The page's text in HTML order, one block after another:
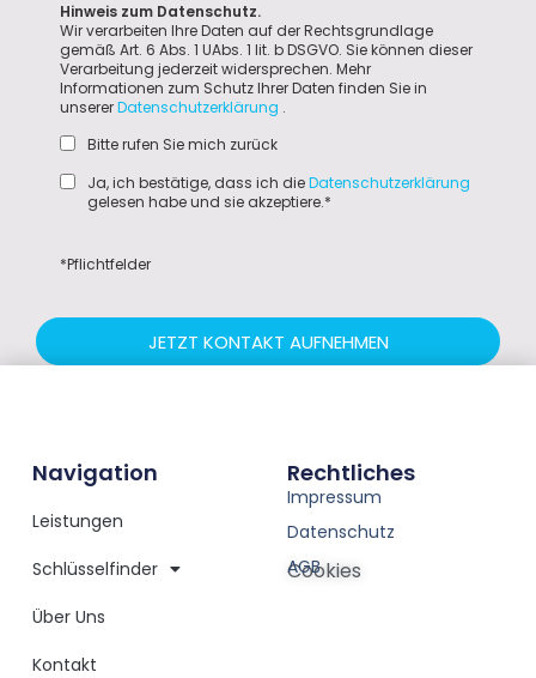
Hinweis zum Datenschutz.
Wir verarbeiten Ihre Daten auf der Rechtsgrundlage
gemäß Art. 6 Abs. 1 UAbs. 1 lit. b DSGVO. Sie können dieser
Verarbeitung jederzeit widersprechen. Mehr
Informationen zum Schutz Ihrer Daten finden Sie in
unsererDatenschutzerklärung .
Bitte rufen Sie mich zurück
Ja, ich bestätige, dass ich dieDatenschutzerklärung
gelesen habe und sie akzeptiere.*
*Pflichtfelder
JETZT KONTAKT AUFNEHMEN
Navigation
Leistungen
Schlüsselfinder
Über Uns
Kontakt
Rechtliches
Impressum
Datenschutz
AGB
Cookies